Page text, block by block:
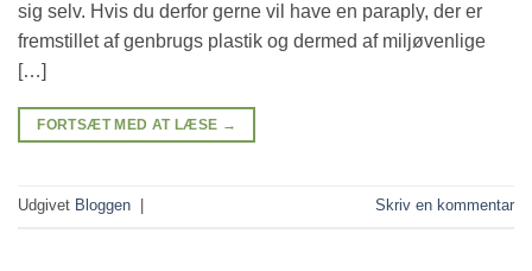
sig selv. Hvis du derfor gerne vil have en paraply, der er
fremstillet af genbrugs plastik og dermed af miljøvenlige
[…]
FORTSÆT MED AT LÆSE →
Udgivet Bloggen Skriv en kommentar